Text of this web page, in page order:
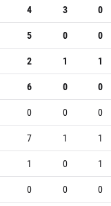
4 3 0
5 0 0
2 1 1
6 0 0
0 0 0
7 1 1
1 0 1
0 0 0